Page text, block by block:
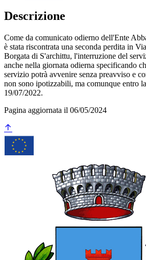
Descrizione
Come da comunicato odierno dell'Ente
è stata riscontrata una seconda perdita in
Borgata di S'archittu, l'interruzione del
anche nella giornata odierna specificando
servizio potrà avvenire senza preavviso e
non sono ipotizzabili, ma comunque entro
19/07/2022.
Pagina aggiornata il 06/05/2024